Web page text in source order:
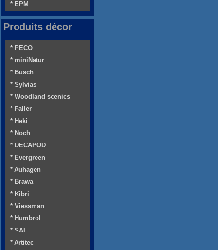
* EPM
Produits décor
* PECO
* miniNatur
* Busch
* Sylvias
* Woodland scenics
* Faller
* Heki
* Noch
* DECAPOD
* Evergreen
* Auhagen
* Brawa
* Kibri
* Viessman
* Humbrol
* SAI
* Artitec